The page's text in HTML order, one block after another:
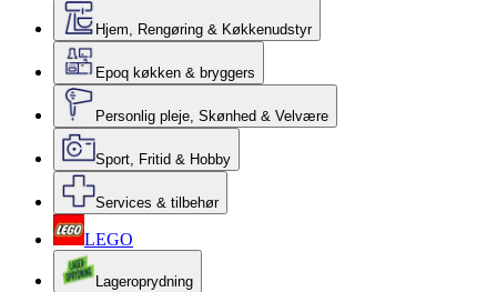
Hjem, Rengøring & Køkkenudstyr
Epoq køkken & bryggers
Personlig pleje, Skønhed & Velvære
Sport, Fritid & Hobby
Services & tilbehør
LEGO
Lageroprydning